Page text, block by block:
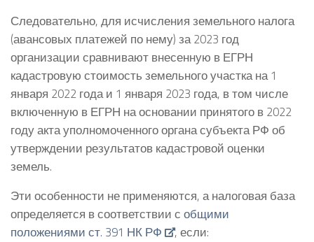
Следовательно, для исчисления земельного налога
(авансовых платежей по нему) за 2023 год
организации сравнивают внесенную в ЕГРН
кадастровую стоимость земельного участка на 1
января 2022 года и 1 января 2023 года, в том числе
включенную в ЕГРН на основании принятого в 2022
году акта уполномоченного органа субъекта РФ об
утверждении результатов кадастровой оценки
земель.
Эти особенности не применяются, а налоговая база
определяется в соответствии с общими
положениями ст. 391 НК РФ
, если: